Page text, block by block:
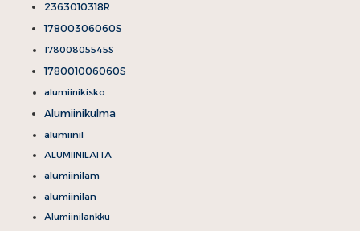
2363010318R
17800306060S
17800805545S
178001006060S
alumiinikisko
Alumiinikulma
alumiinil
ALUMIINILAITA
alumiinilam
alumiinilan
Alumiinilankku